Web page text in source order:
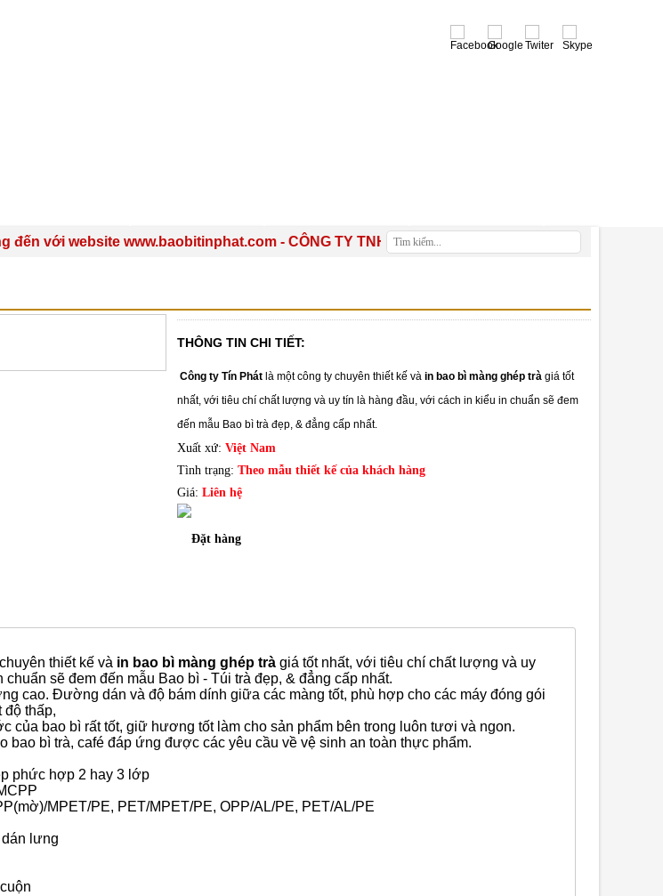
website www.baobitinphat.com - CÔNG TY TNHH SX TM DV XNK BAO BÌ TÍN PHÁT - Kính
THÔNG TIN CHI TIẾT:
Công ty Tín Phátlà một công ty chuyên thiết kế vàin bao bì màng ghép tràgiá tốt
nhất, với tiêu chí chất lượng và uy tín là hàng đầu, với cách in kiểu in chuẩn sẽ đem
đến mẫu Bao bì trà đẹp, & đẳng cấp nhất.
Xuất xứ: Việt Nam
Tình trạng: Theo mẫu thiết kế của khách hàng
Giá: Liên hệ
Đặt hàng
thiết kế và in bao bì màng ghép tràgiá tốt nhất, với tiêu chí chất lượng và uy
sẽ đem đến mẫu Bao bì - Túi trà đẹp, & đẳng cấp nhất.
cao. Đường dán và độ bám dính giữa các màng tốt, phù hợp cho các máy đóng gói
độ thấp,
của bao bì rất tốt, giữ hương tốt làm cho sản phẩm bên trong luôn tươi và ngon.
bao bì trà, café đáp ứng được các yêu cầu về vệ sinh an toàn thực phẩm.
phức hợp 2 hay 3 lớp
MPET/PE, PET/MPET/PE, OPP/AL/PE, PET/AL/PE
lưng